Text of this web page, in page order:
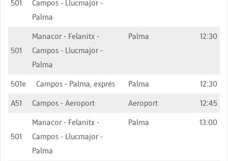
501
Campos - Llucmajor -
Palma
501
Manacor - Felanitx -
Campos - Llucmajor -
Palma
Palma 12:30
501e Campos - Palma, exprés Palma
12:30
A51
Campos - Aeroport Aeroport 12:45
501
Manacor - Felanitx -
Campos - Llucmajor -
Palma
Palma 13:00